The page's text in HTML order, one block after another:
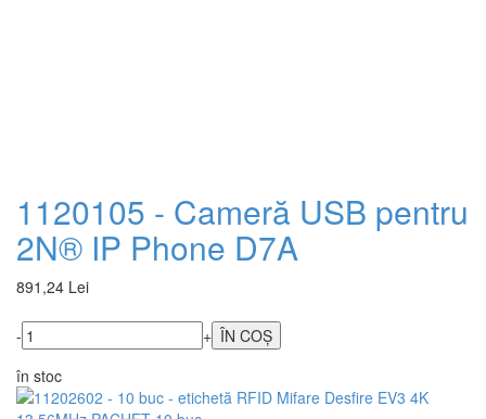
1120105 - Cameră USB pentru
2N® IP Phone D7A
891,24 Lei
-
+
în stoc